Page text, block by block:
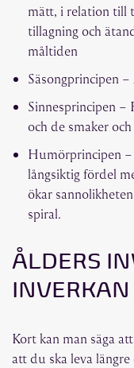
mätt, i relation till
tillagning och
måltiden
Säsongprincipen
Sinnesprincipen –
och de smaker
Humörprincipen
långsiktig fördel
ökar
spiral.
ÅLDERS
Kort kan man säga
att du ska leva